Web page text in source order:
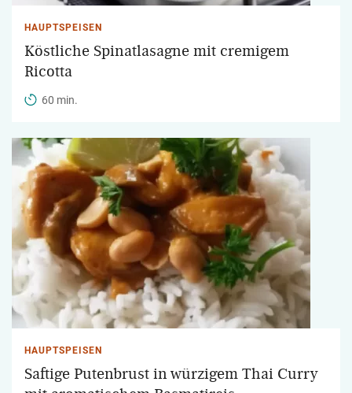
HAUPTSPEISEN
Köstliche Spinatlasagne mit cremigem
Ricotta
60 min.
HAUPTSPEISEN
Saftige Putenbrust in würzigem Thai Curry